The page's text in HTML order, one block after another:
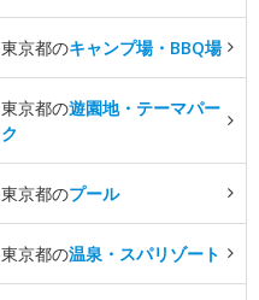
東京都のキャンプ場・BBQ場
東京都の遊園地・テーマパー
ク
東京都のプール
東京都の温泉・スパリゾート